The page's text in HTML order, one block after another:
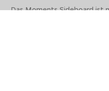
Das Moments Sideboard ist